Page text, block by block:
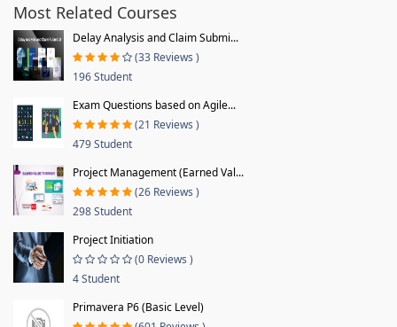
Most Related Courses
Delay Analysis and Claim Submi...
(33 Reviews )
196 Student
Exam Questions based on Agile...
(21 Reviews )
479 Student
Project Management (Earned Val...
(26 Reviews )
298 Student
Project Initiation
(0 Reviews )
4 Student
Primavera P6 (Basic Level)